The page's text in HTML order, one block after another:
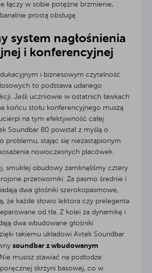
łączy w sobie potężne brzmienie,
prostą obsługę.
system nagłośnienia
i konferencyjnej
i biznesowym czytelność
to podstawa udanego
Jeśli uczniowie w ostatnich ławkach
końcu stołu konferencyjnego muszą
na tym efektywność całej
Soundbar 80 powstał z myślą o
problemu, stając się niezastąpionym
nowoczesnych placówek.
smukłej obudowy zamknęliśmy cztery
przetworniki. Za pasmo średnie i
dwa głośniki szerokopasmowe,
że każde słowo lektora czy prelegenta
od tła. Z kolei za dynamikę i
dwa wbudowane głośniki
takiemu układowi Avtek Soundbar
soundbar z wbudowanym
musisz stawiać na podłodze
skrzyni basowej, co w